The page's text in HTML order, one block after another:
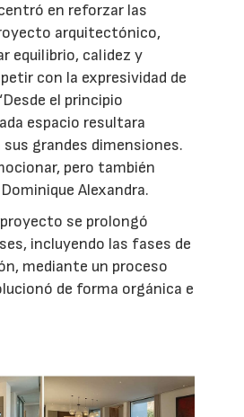
en reforzar las
arquitectónico,
equilibrio, calidez y
con la expresividad de
el principio
espacio resultara
sus grandes dimensiones.
pero también
Alexandra.
se prolongó
incluyendo las fases de
mediante un proceso
de forma orgánica e